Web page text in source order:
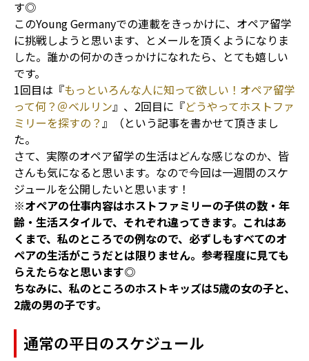
す◎
このYoung Germanyでの連載をきっかけに、オペア留学
に挑戦しようと思います、とメールを頂くようになりま
した。誰かの何かのきっかけになれたら、とても嬉しい
です。
1回目は『もっといろんな人に知って欲しい！オペア留学
って何？＠ベルリン』、2回目に『どうやってホストファ
ミリーを探すの？』（という記事を書かせて頂きまし
た。
さて、実際のオペア留学の生活はどんな感じなのか、皆
さんも気になると思います。なので今回は一週間のスケ
ジュールを公開したいと思います！
※オペアの仕事内容はホストファミリーの子供の数・年
齢・生活スタイルで、それぞれ違ってきます。これはあ
くまで、私のところでの例なので、必ずしもすべてのオ
ペアの生活がこうだとは限りません。参考程度に見ても
らえたらなと思います◎
ちなみに、私のところのホストキッズは5歳の女の子と、
2歳の男の子です。
通常の平日のスケジュール